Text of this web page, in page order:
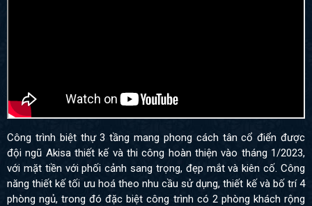
Công trình biệt thự 3 tầng mang phong cách tân cổ điển được
đội ngũ Akisa thiết kế và thi công hoàn thiện vào tháng 1/2023,
với mặt tiền với phối cảnh sang trọng, đẹp mắt và kiên cố. Công
năng thiết kế tối ưu hoá theo nhu cầu sử dụng, thiết kế và bố trí 4
phòng ngủ, trong đó đặc biệt công trình có 2 phòng khách rộng